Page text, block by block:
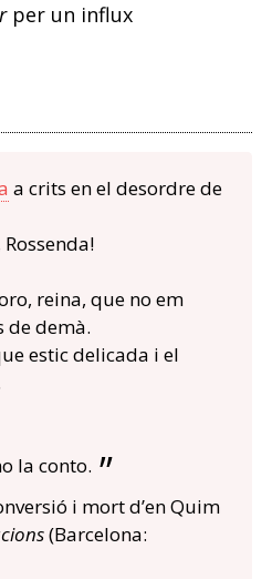
per un influx
a crits en el desordre de
reina, que no em
de demà.
estic delicada i el
la conto.
i mort d’en Quim
(Barcelona: